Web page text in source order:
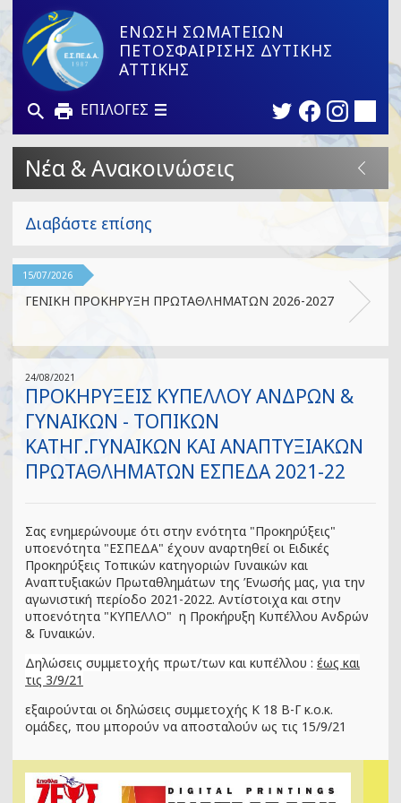
ΕΝΩΣΗ ΣΩΜΑΤΕΙΩΝ
ΠΕΤΟΣΦΑΙΡΙΣΗΣ ΔΥΤΙΚΗΣ
ΑΤΤΙΚΗΣ
ΕΠΙΛΟΓΕΣ
Νέα & Ανακοινώσεις
24/08/2021
ΠΡΟΚΗΡΥΞΕΙΣ ΚΥΠΕΛΛΟΥ ΑΝΔΡΩΝ &
ΓΥΝΑΙΚΩΝ - ΤΟΠΙΚΩΝ
ΚΑΤΗΓ.ΓΥΝΑΙΚΩΝ ΚΑΙ ΑΝΑΠΤΥΞΙΑΚΩΝ
ΠΡΩΤΑΘΛΗΜΑΤΩΝ ΕΣΠΕΔΑ 2021-22
Σας ενημερώνουμε ότι στην ενότητα "Προκηρύξεις"
υποενότητα "ΕΣΠΕΔΑ" έχουν αναρτηθεί οι Ειδικές
Προκηρύξεις Τοπικών κατηγοριών Γυναικών και
Αναπτυξιακών Πρωταθλημάτων της Ένωσής μας, για την
αγωνιστική περίοδο 2021-2022. Αντίστοιχα και στην
υποενότητα "ΚΥΠΕΛΛΟ" η Προκήρυξη Κυπέλλου Ανδρών
& Γυναικών.
Δηλώσεις συμμετοχής πρωτ/των και κυπέλλου : έως και
τις 3/9/21
εξαιρούνται οι δηλώσεις συμμετοχής Κ 18 Β-Γ κ.ο.κ.
ομάδες, που μπορούν να αποσταλούν ως τις 15/9/21
Διαβάστε επίσης
15/07/2026
ΓΕΝΙΚΗ ΠΡΟΚΗΡΥΞΗ ΠΡΩΤΑΘΛΗΜΑΤΩΝ 2026-2027